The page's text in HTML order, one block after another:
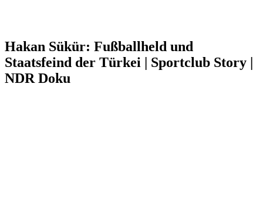
Hakan Sükür: Fußballheld und
Staatsfeind der Türkei | Sportclub Story |
NDR Doku